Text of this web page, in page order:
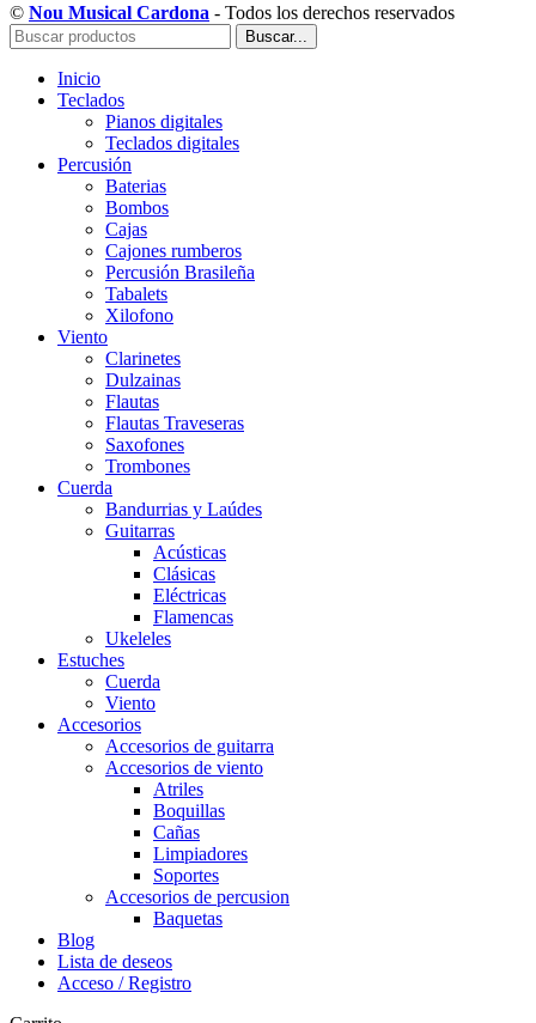
© Nou Musical Cardona - Todos los derechos reservados
Buscar...
Inicio
Teclados
Pianos digitales
Teclados digitales
Percusión
Baterias
Bombos
Cajas
Cajones rumberos
Percusión Brasileña
Tabalets
Xilofono
Viento
Clarinetes
Dulzainas
Flautas
Flautas Traveseras
Saxofones
Trombones
Cuerda
Bandurrias y Laúdes
Guitarras
Acústicas
Clásicas
Eléctricas
Flamencas
Ukeleles
Estuches
Cuerda
Viento
Accesorios
Accesorios de guitarra
Accesorios de viento
Atriles
Boquillas
Cañas
Limpiadores
Soportes
Accesorios de percusion
Baquetas
Blog
Lista de deseos
Acceso / Registro